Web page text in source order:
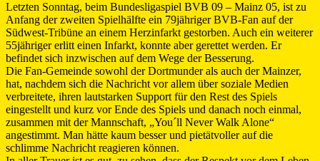
Letzten Sonntag, beim Bundesligaspiel BVB 09 – Mainz 05, ist zu
Anfang der zweiten Spielhälfte ein 79jähriger BVB-Fan auf der
Südwest-Tribüne an einem Herzinfarkt gestorben. Auch ein weiterer
55jähriger erlitt einen Infarkt, konnte aber gerettet werden. Er
befindet sich inzwischen auf dem Wege der Besserung.
Die Fan-Gemeinde sowohl der Dortmunder als auch der Mainzer,
hat, nachdem sich die Nachricht vor allem über soziale Medien
verbreitete, ihren lautstarken Support für den Rest des Spiels
eingestellt und kurz vor Ende des Spiels und danach noch einmal,
zusammen mit der Mannschaft, „You´ll Never Walk Alone“
angestimmt. Man hätte kaum besser und pietätvoller auf die
schlimme Nachricht reagieren können.